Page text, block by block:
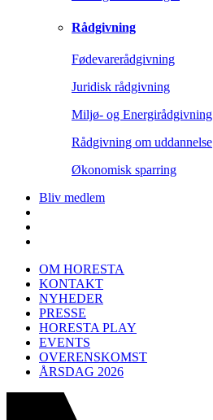
Rådgivning
Fødevarerådgivning
Juridisk rådgivning
Miljø- og Energirådgivning
Rådgivning om uddannelse
Økonomisk sparring
Bliv medlem
OM HORESTA
KONTAKT
NYHEDER
PRESSE
HORESTA PLAY
EVENTS
OVERENSKOMST
ÅRSDAG 2026